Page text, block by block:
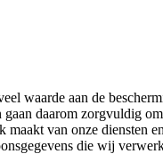
waarde aan de
daarom zorgvuldig
maakt van onze diensten
die wij